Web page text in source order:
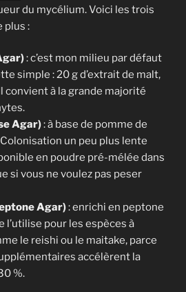
du mycélium. Voici les trois
plus :
: c’est mon milieu par défaut
simple : 20 g d’extrait de malt,
Il convient à la grande majorité
Agar): à base de pomme de
un peu plus lente
en poudre pré-mélée dans
si vous ne voulez pas peser
Agar): enrichi en peptone
l’utilise pour les espèces à
le reishi ou le maitake, parce
accélèrent la
%.